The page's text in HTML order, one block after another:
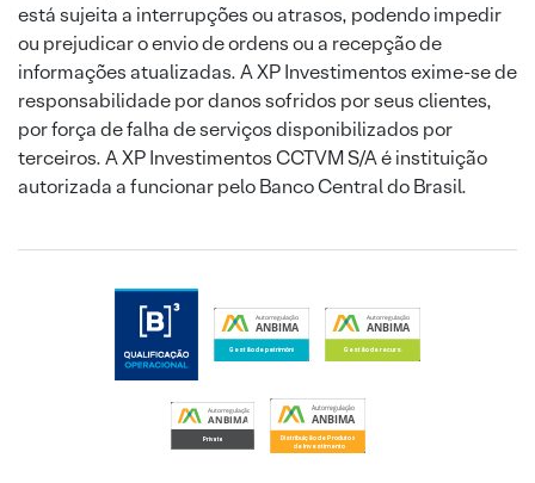
está sujeita a interrupções ou atrasos, podendo impedir
ou prejudicar o envio de ordens ou a recepção de
informações atualizadas. A XP Investimentos exime-se de
responsabilidade por danos sofridos por seus clientes,
por força de falha de serviços disponibilizados por
terceiros. A XP Investimentos CCTVM S/A é instituição
autorizada a funcionar pelo Banco Central do Brasil.